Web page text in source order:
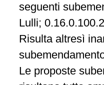
seguenti
Lulli;
Risulta altresì
Le proposte